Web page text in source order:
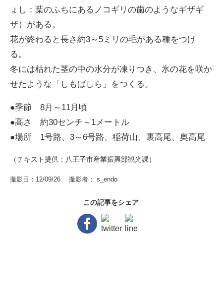
ょし：葉のふちにあるノコギリの歯のようなギザギ
ザ）がある。
花が終わると長さ約3～5ミリの毛がある種をつけ
る。
冬には枯れた茎の中の水分が凍りつき、氷の花を咲か
せたような「しもばしら」をつくる。
●季節 8月～11月頃
●高さ 約30センチ～1メートル
●場所 1号路、3～6号路、稲荷山、裏高尾、奥高尾
（テキスト提供：八王子市産業振興部観光課）
撮影日：12/09/26 撮影者： s_endo
この記事をシェア